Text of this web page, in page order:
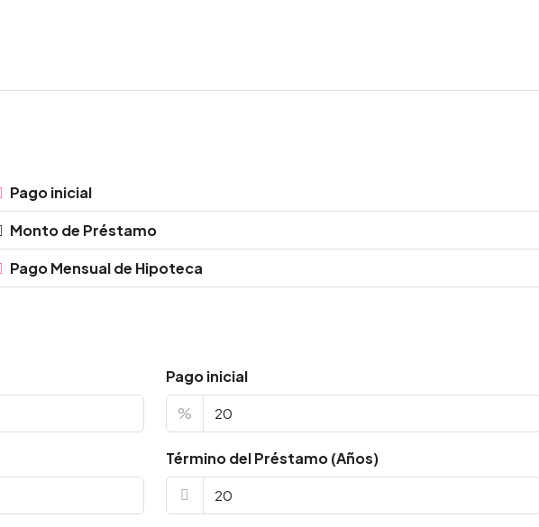
Pago inicial
Monto de Préstamo
Pago Mensual de Hipoteca
Pago inicial
%
Término del Préstamo (Años)